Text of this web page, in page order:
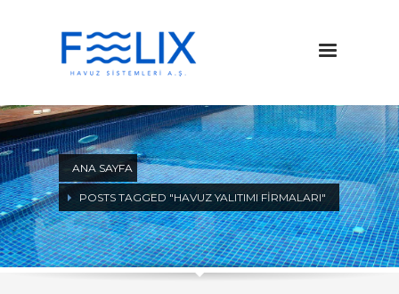
ANA SAYFA
POSTS TAGGED "HAVUZ YALITIMI FIRMALARI"